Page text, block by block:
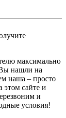
максимально
нашли на
наша – просто
этом сайте и
и
условия!